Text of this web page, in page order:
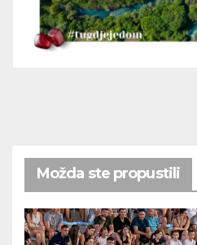
Možda ste propustili